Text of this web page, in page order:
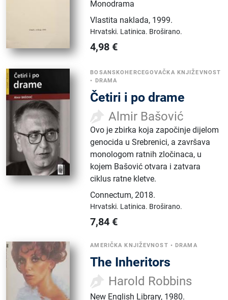
Monodrama
Vlastita naklada, 1999.
Hrvatski. Latinica. Broširano.
4,98 €
BOSANSKOHERCEGOVAČKA KNJIŽEVNOST
• DRAMA
Četiri i po drame
Almir Bašović
Ovo je zbirka koja započinje dijelom
genocida u Srebrenici, a završava
monologom ratnih zločinaca, u
kojem Bašović otvara i zatvara
ciklus ratne kletve.
Connectum,2018.
Hrvatski. Latinica. Broširano.
7,84 €
AMERIČKA KNJIŽEVNOST •DRAMA
The Inheritors
Harold Robbins
New English Library, 1980.